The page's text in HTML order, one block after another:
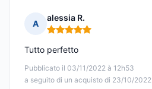
A
alessia R.
Nota: 5 su 5
Pubblicato il 03/11/2022 à 12h53
a seguito di un acquisto di 23/10/2022
Tutto perfetto